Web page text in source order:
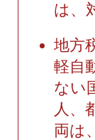
は、
地方
軽自
ない
人、
両は